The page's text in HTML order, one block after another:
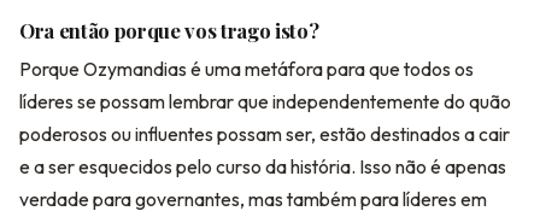
Ora então porque vos trago isto?
Porque Ozymandias é uma metáfora para que todos os
líderes se possam lembrar que independentemente do quão
poderosos ou influentes possam ser, estão destinados a cair
e a ser esquecidos pelo curso da história. Isso não é apenas
verdade para governantes, mas também para líderes em